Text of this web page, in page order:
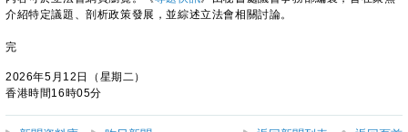
介紹特定議題、剖析政策發展，並綜述立法會相關討論。
完
2026年5月12日（星期二）
香港時間16時05分